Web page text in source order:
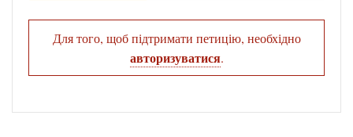
Для того, щоб підтримати петицію, необхідно
авторизуватися.